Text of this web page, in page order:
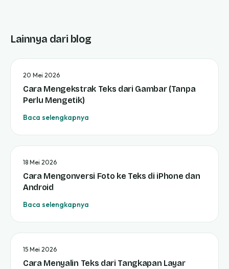
Lainnya dari blog
20 Mei 2026
Cara Mengekstrak Teks dari Gambar (Tanpa
Perlu Mengetik)
Baca selengkapnya
18 Mei 2026
Cara Mengonversi Foto ke Teks di iPhone dan
Android
Baca selengkapnya
15 Mei 2026
Cara Menyalin Teks dari Tangkapan Layar